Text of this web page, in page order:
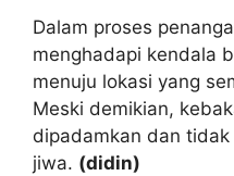
Dalam proses
menghadapi kendala
menuju lokasi yang
Meski demikian,
dipadamkan dan
jiwa. (didin)